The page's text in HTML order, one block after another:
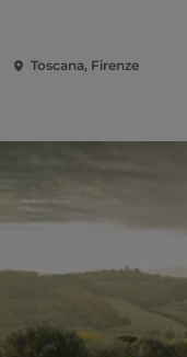
Toscana, Firenze